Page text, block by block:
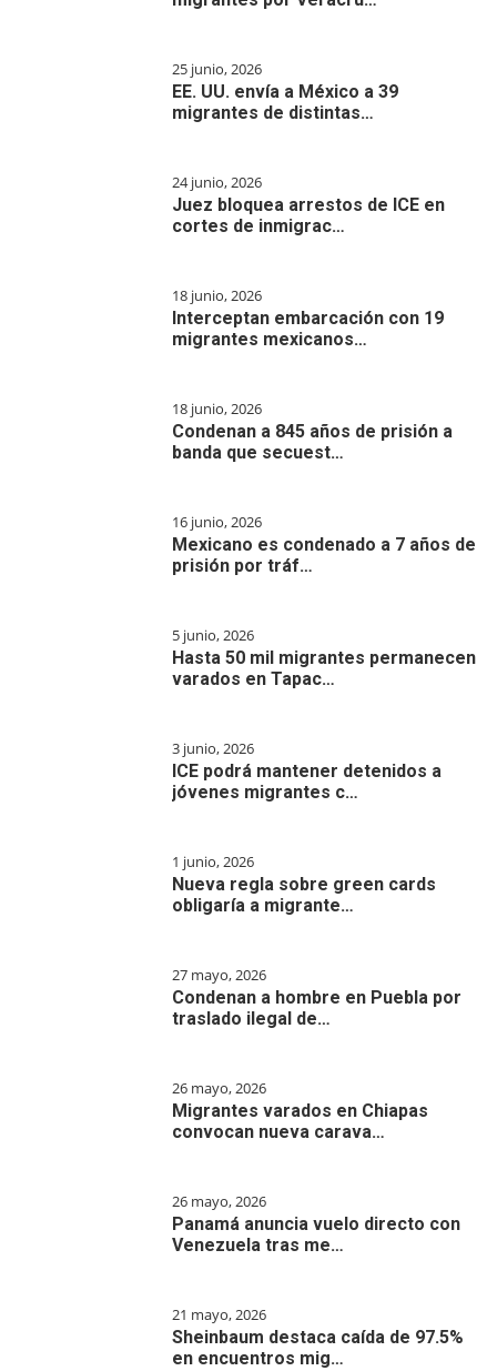
25 junio, 2026
EE. UU. envía a México a 39
migrantes de distintas…
24 junio, 2026
Juez bloquea arrestos de ICE en
cortes de inmigrac…
18 junio, 2026
Interceptan embarcación con 19
migrantes mexicanos…
18 junio, 2026
Condenan a 845 años de prisión a
banda que secuest…
16 junio, 2026
Mexicano es condenado a 7 años de
prisión por tráf…
5 junio, 2026
Hasta 50 mil migrantes permanecen
varados en Tapac…
3 junio, 2026
ICE podrá mantener detenidos a
jóvenes migrantes c…
1 junio, 2026
Nueva regla sobre green cards
obligaría a migrante…
27 mayo, 2026
Condenan a hombre en Puebla por
traslado ilegal de…
26 mayo, 2026
Migrantes varados en Chiapas
convocan nueva carava…
26 mayo, 2026
Panamá anuncia vuelo directo con
Venezuela tras me…
21 mayo, 2026
Sheinbaum destaca caída de 97.5%
en encuentros mig…